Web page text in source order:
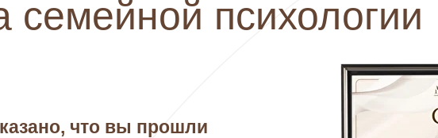
семейной психологии
что вы прошли